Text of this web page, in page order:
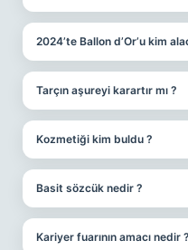
2024’te Ballon d’Or’u kim
Tarçın aşureyi karartır mı ?
Kozmetiği kim buldu ?
Basit sözcük nedir ?
Kariyer fuarının amacı nedir ?